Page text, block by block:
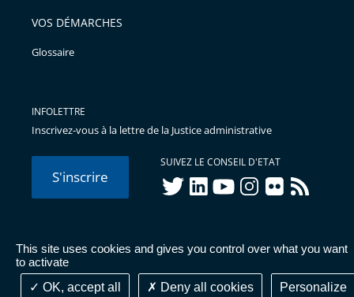
This site uses cookies and gives you control over what you want
to activate
OK, accept all
Deny all cookies Personalize
VOS DÉMARCHES
Glossaire
INFOLETTRE
Inscrivez-vous à la lettre de la Justice administrative
S'inscrire
SUIVEZ LE CONSEIL D'ETAT
twitterlinkedInyoutubeinstagram
flickr rss
© Conseil d'État 2026 - Mentions légales
Données
personnelles-Publications administratives-Accessibilité :
partiellement conforme